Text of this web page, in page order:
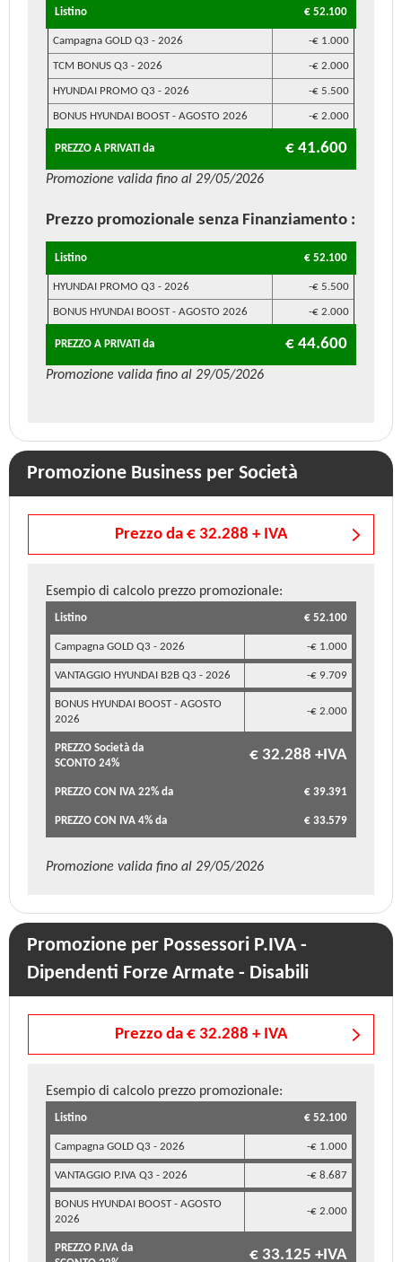
Listino € 52.100
Campagna GOLD Q3 - 2026 -€ 1.000
TCM BONUS Q3 - 2026 -€ 2.000
HYUNDAI PROMO Q3 - 2026 -€ 5.500
BONUS HYUNDAI BOOST - AGOSTO 2026 -€ 2.000
PREZZO A PRIVATI da € 41.600
Promozione valida fino al 29/05/2026
Prezzo promozionale senza Finanziamento :
Listino € 52.100
HYUNDAI PROMO Q3 - 2026 -€ 5.500
BONUS HYUNDAI BOOST - AGOSTO 2026 -€ 2.000
PREZZO A PRIVATI da € 44.600
Promozione valida fino al 29/05/2026
Promozione Business per Società
Prezzo da € 32.288 + IVA
Esempio di calcolo prezzo promozionale:
Listino € 52.100
Campagna GOLD Q3 - 2026 -€ 1.000
VANTAGGIO HYUNDAI B2B Q3 - 2026 -€ 9.709
BONUS HYUNDAI BOOST - AGOSTO
2026
-€ 2.000
PREZZO Società da
SCONTO 24%
€ 32.288 +IVA
PREZZO CON IVA 22% da € 39.391
PREZZO CON IVA 4% da € 33.579
Promozione valida fino al 29/05/2026
Promozione per Possessori P.IVA -
Dipendenti Forze Armate - Disabili
Prezzo da € 32.288 + IVA
Esempio di calcolo prezzo promozionale:
Listino € 52.100
Campagna GOLD Q3 - 2026 -€ 1.000
VANTAGGIO P.IVA Q3 - 2026 -€ 8.687
BONUS HYUNDAI BOOST - AGOSTO
2026
-€ 2.000
PREZZO P.IVA da
€ 33.125 +IVA